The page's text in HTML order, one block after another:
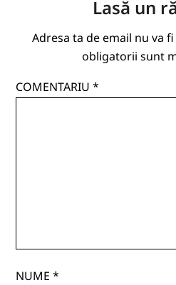
Lasă un
Adresa ta de email nu va
obligatorii sunt
COMENTARIU*
NUME*